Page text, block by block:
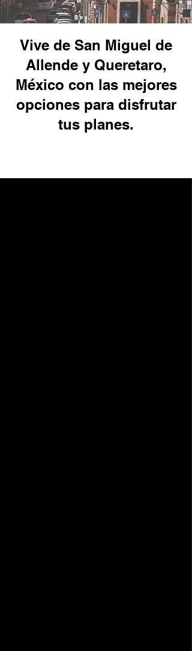
Vive de San Miguel de
Allende y Queretaro,
México con las mejores
opciones para disfrutar
tus planes.